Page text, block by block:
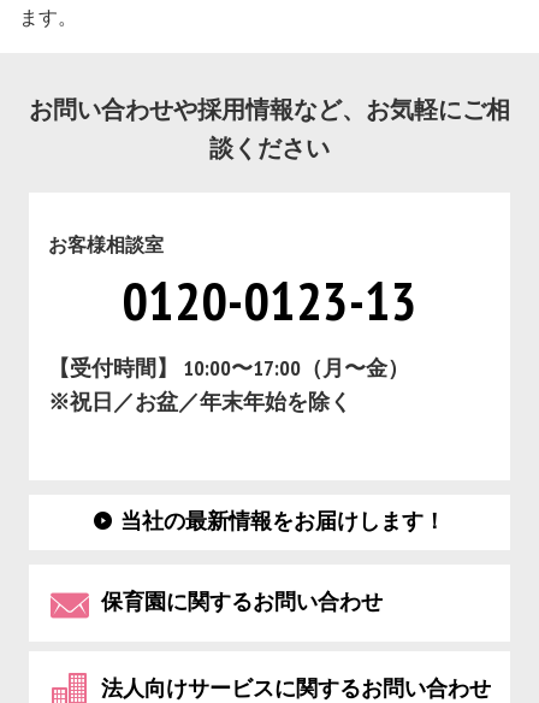
ます。
お問い合わせや採用情報など、お気軽にご相
談ください
お客様相談室
0120-0123-13
【受付時間】 10:00〜17:00（月〜金）
※祝日／お盆／年末年始を除く
当社の最新情報をお届けします！
保育園に関するお問い合わせ
法人向けサービスに関するお問い合わせ